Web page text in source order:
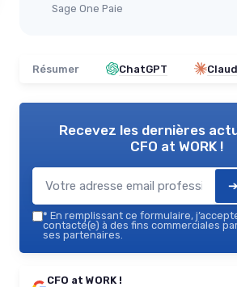
Sage One Paie
Résumer ChatGPT
Recevez les dernières
CFO at WORK !
* En remplissant ce formulaire,
contacté(e) à des fins commerciales par
ses partenaires.
CFO at WORK !